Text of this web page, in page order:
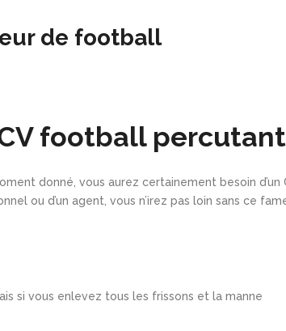
de football
football percutant
donné, vous aurez certainement besoin d’un
ou d’un agent, vous n’irez pas loin sans ce
si vous enlevez tous les frissons et la manne